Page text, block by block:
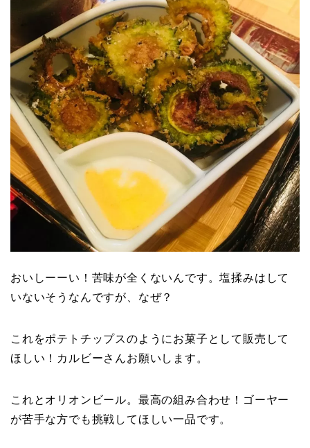
おいしーーい！苦味が全くないんです。塩揉みはして
いないそうなんですが、なぜ？
これをポテトチップスのようにお菓子として販売して
ほしい！カルビーさんお願いします。
これとオリオンビール。最高の組み合わせ！ゴーヤー
が苦手な方でも挑戦してほしい一品です。